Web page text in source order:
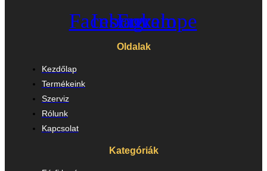
Facebook
Instagram
Envelope
Oldalak
Kezdőlap
Termékeink
Szerviz
Rólunk
Kapcsolat
Kategóriák